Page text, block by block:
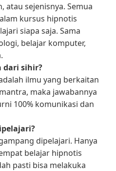
atau sejenisnya. Semua
kursus hipnotis
siapa saja. Sama
belajar komputer,
dari sihir?
ilmu yang berkaitan
maka jawabannya
100% komunikasi dan
dipelajari. Hanya
belajar hipnotis
pasti bisa melakuka